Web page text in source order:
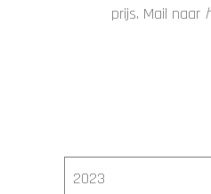
prijs. Mail naar
2023